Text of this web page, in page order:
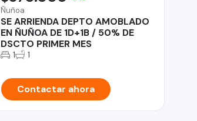
Ñuñoa
SE ARRIENDA DEPTO AMOBLADO
EN ÑUÑOA DE 1D+1B / 50% DE
DSCTO PRIMER MES
1 1
Contactar ahora